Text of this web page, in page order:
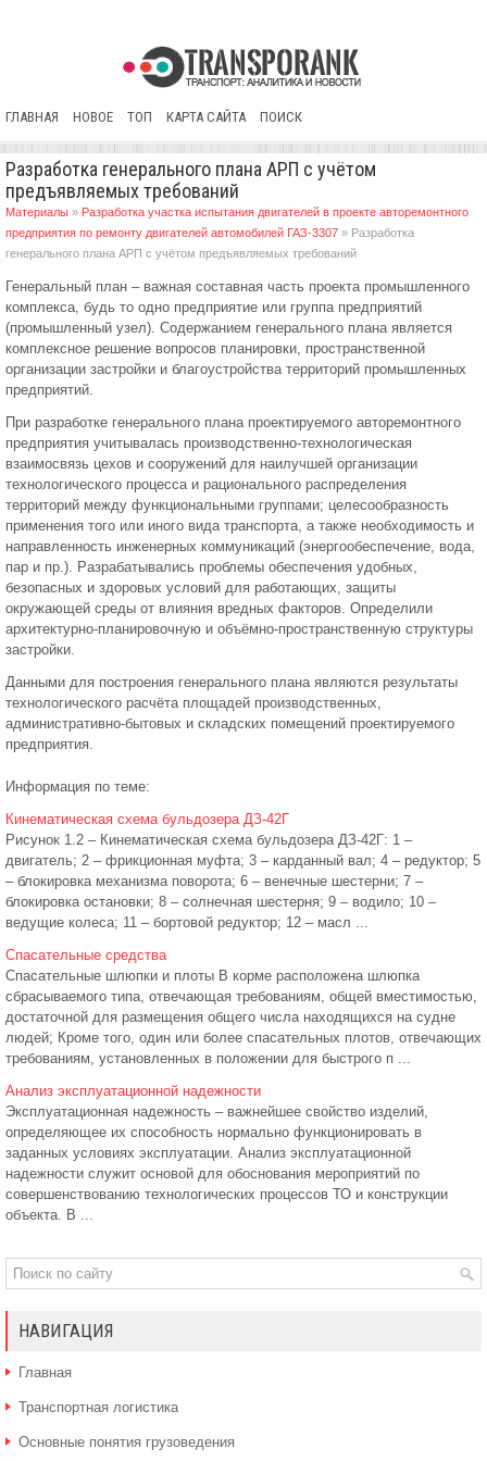
ГЛАВНАЯ НОВОЕ ТОП КАРТА САЙТА ПОИСК
Разработка генерального плана АРП с учётом
предъявляемых требований
Материалы » Разработка участка испытания двигателей в проекте авторемонтного
предприятия по ремонту двигателей автомобилей ГАЗ-3307 » Разработка
генерального плана АРП с учётом предъявляемых требований
Генеральный план – важная составная часть проекта промышленного
комплекса, будь то одно предприятие или группа предприятий
(промышленный узел). Содержанием генерального плана является
комплексное решение вопросов планировки, пространственной
организации застройки и благоустройства территорий промышленных
предприятий.
При разработке генерального плана проектируемого авторемонтного
предприятия учитывалась производственно-технологическая
взаимосвязь цехов и сооружений для наилучшей организации
технологического процесса и рационального распределения
территорий между функциональными группами; целесообразность
применения того или иного вида транспорта, а также необходимость и
направленность инженерных коммуникаций (энергообеспечение, вода,
пар и пр.). Разрабатывались проблемы обеспечения удобных,
безопасных и здоровых условий для работающих, защиты
окружающей среды от влияния вредных факторов. Определили
архитектурно-планировочную и объёмно-пространственную структуры
застройки.
Данными для построения генерального плана являются результаты
технологического расчёта площадей производственных,
административно-бытовых и складских помещений проектируемого
предприятия.
Информация по теме:
Кинематическая схема бульдозера ДЗ-42Г
Рисунок 1.2 – Кинематическая схема бульдозера ДЗ-42Г: 1 –
двигатель; 2 – фрикционная муфта; 3 – карданный вал; 4 – редуктор; 5
– блокировка механизма поворота; 6 – венечные шестерни; 7 –
блокировка остановки; 8 – солнечная шестерня; 9 – водило; 10 –
ведущие колеса; 11 – бортовой редуктор; 12 – масл ...
Спасательные средства
Спасательные шлюпки и плоты В корме расположена шлюпка
сбрасываемого типа, отвечающая требованиям, общей вместимостью,
достаточной для размещения общего числа находящихся на судне
людей; Кроме того, один или более спасательных плотов, отвечающих
требованиям, установленных в положении для быстрого п ...
Анализ эксплуатационной надежности
Эксплуатационная надежность – важнейшее свойство изделий,
определяющее их способность нормально функционировать в
заданных условиях эксплуатации. Анализ эксплуатационной
надежности служит основой для обоснования мероприятий по
совершенствованию технологических процессов ТО и конструкции
объекта. В ...
НАВИГАЦИЯ
Главная
Транспортная логистика
Основные понятия грузоведения